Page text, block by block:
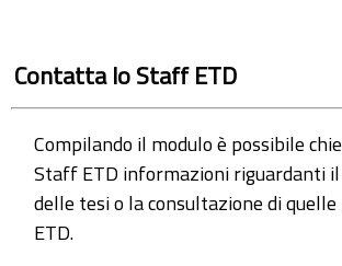
Contatta lo Staff ETD
Compilando il modulo è possibile
Staff ETD informazioni riguardanti
delle tesi o la consultazione di
ETD.